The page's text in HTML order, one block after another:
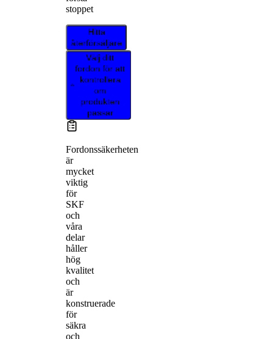
stoppet
Hitta
återförsäljare
Välj ditt
fordon för att
kontrollera
om
produkten
passar
Fordonssäkerheten
är
mycket
viktig
för
SKF
och
våra
delar
håller
hög
kvalitet
och
är
konstruerade
för
säkra
och